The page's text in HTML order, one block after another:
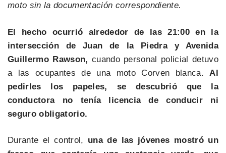
moto sin la documentación correspondiente.
El hecho ocurrió alrededor de las 21:00 en la
intersección de Juan de la Piedra y Avenida
Guillermo Rawson, cuando personal policial detuvo
a las ocupantes de una moto Corven blanca. Al
pedirles los papeles, se descubrió que la
conductora no tenía licencia de conducir ni
seguro obligatorio.
Durante el control, una de las jóvenes mostró un